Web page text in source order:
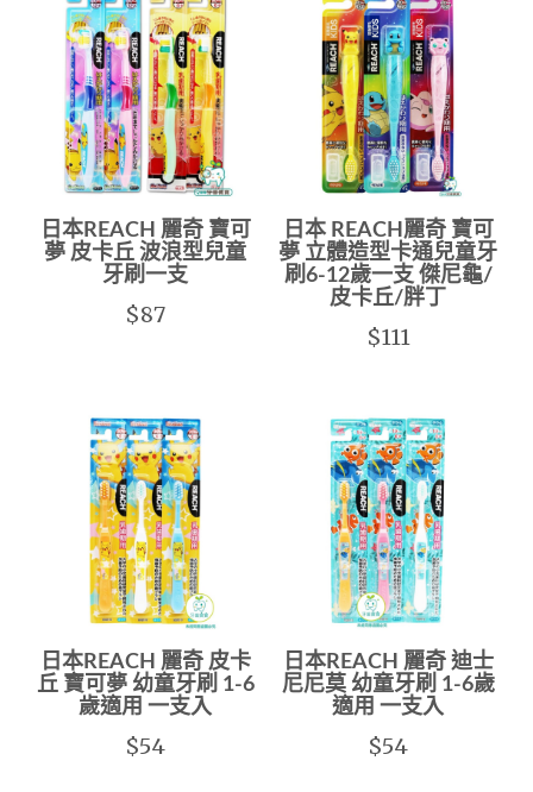
日本REACH 麗奇 寶可
夢 皮卡丘 波浪型兒童
牙刷一支
$87
日本 REACH麗奇 寶可
夢 立體造型卡通兒童牙
刷6-12歲一支 傑尼龜/
皮卡丘/胖丁
$111
日本REACH 麗奇 皮卡
丘 寶可夢 幼童牙刷 1-6
歲適用 一支入
$54
日本REACH 麗奇 迪士
尼尼莫 幼童牙刷 1-6歲
適用 一支入
$54